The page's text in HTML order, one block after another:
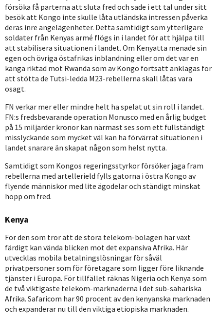
försöka få parterna att sluta fred och sade i ett tal under sitt
besök att Kongo inte skulle låta utländska intressen påverka
deras inre angelägenheter. Detta samtidigt som ytterligare
soldater från Kenyas armé flögs in i landet för att hjälpa till
att stabilisera situationen i landet. Om Kenyatta menade sin
egen och övriga östafrikas inblandning eller om det var en
känga riktad mot Rwanda som av Kongo fortsatt anklagas för
att stötta de Tutsi-ledda M23-rebellerna skall låtas vara
osagt.
FN verkar mer eller mindre helt ha spelat ut sin roll i landet.
FN:s fredsbevarande operation Monusco med en årlig budget
på 15 miljarder kronor kan närmast ses som ett fullständigt
misslyckande som mycket väl kan ha förvärrat situationen i
landet snarare än skapat någon som helst nytta.
Samtidigt som Kongos regeringsstyrkor försöker jaga fram
rebellerna med artellerield fylls gatorna i östra Kongo av
flyende människor med lite ägodelar och ständigt minskat
hopp om fred.
Kenya
För den som tror att de stora telekom-bolagen har växt
färdigt kan vända blicken mot det expansiva Afrika. Här
utvecklas mobila betalningslösningar för såväl
privatpersoner som för företagare som ligger före liknande
tjänster i Europa. För tillfället räknas Nigeria och Kenya som
de två viktigaste telekom-marknaderna i det sub-sahariska
Afrika. Safaricom har 90 procent av den kenyanska marknaden
och expanderar nu till den viktiga etiopiska marknaden.